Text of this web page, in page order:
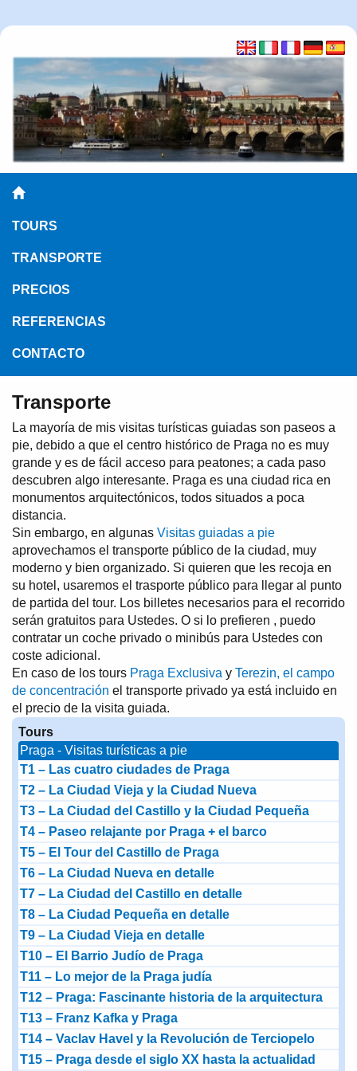
TOURS
TRANSPORTE
PRECIOS
REFERENCIAS
CONTACTO
Transporte
La mayoría de mis visitas turísticas guiadas son paseos a
pie, debido a que el centro histórico de Praga no es muy
grande y es de fácil acceso para peatones; a cada paso
descubren algo interesante. Praga es una ciudad rica en
monumentos arquitectónicos, todos situados a poca
distancia.
Sin embargo, en algunas Visitas guiadas a pie
aprovechamos el transporte público de la ciudad, muy
moderno y bien organizado. Si quieren que les recoja en
su hotel, usaremos el trasporte público para llegar al punto
de partida del tour. Los billetes necesarios para el recorrido
serán gratuitos para Ustedes. O si lo prefieren , puedo
contratar un coche privado o minibús para Ustedes con
coste adicional.
En caso de los tours Praga Exclusiva y Terezin, el campo
de concentración el transporte privado ya está incluido en
el precio de la visita guiada.
Tours
Praga - Visitas turísticas a pie
T1 – Las cuatro ciudades de Praga
T2 – La Ciudad Vieja y la Ciudad Nueva
T3 – La Ciudad del Castillo y la Ciudad Pequeña
T4 – Paseo relajante por Praga + el barco
T5 – El Tour del Castillo de Praga
T6 – La Ciudad Nueva en detalle
T7 – La Ciudad del Castillo en detalle
T8 – La Ciudad Pequeña en detalle
T9 – La Ciudad Vieja en detalle
T10 – El Barrio Judío de Praga
T11 – Lo mejor de la Praga judía
T12 – Praga: Fascinante historia de la arquitectura
T13 – Franz Kafka y Praga
T14 – Vaclav Havel y la Revolución de Terciopelo
T15 – Praga desde el siglo XX hasta la actualidad